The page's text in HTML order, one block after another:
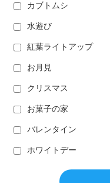
カブトムシ
水遊び
紅葉ライトアップ
お月見
クリスマス
お菓子の家
バレンタイン
ホワイトデー